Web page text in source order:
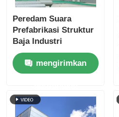
Struktur baja cetakan
Peredam Suara
Prefabrikasi Struktur
Baja Industri
Bangunan Gudang
Pabrikmengirimkan